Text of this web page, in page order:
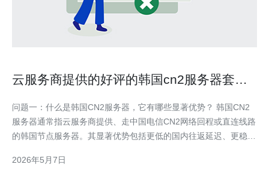
云服务商提供的好评的韩国cn2服务器套餐
问题一：什么是韩国CN2服务器，它有哪些显著优势？ 韩国CN2
服务器通常指云服务商提供、走中国电信CN2网络回程或直连线路
的韩国节点服务器。其显著优势包括更低的国内往返延迟、更稳定
链路质量。对于目标用户在中国大陆的站点或应用，选择带有CN2
2026年5月7日